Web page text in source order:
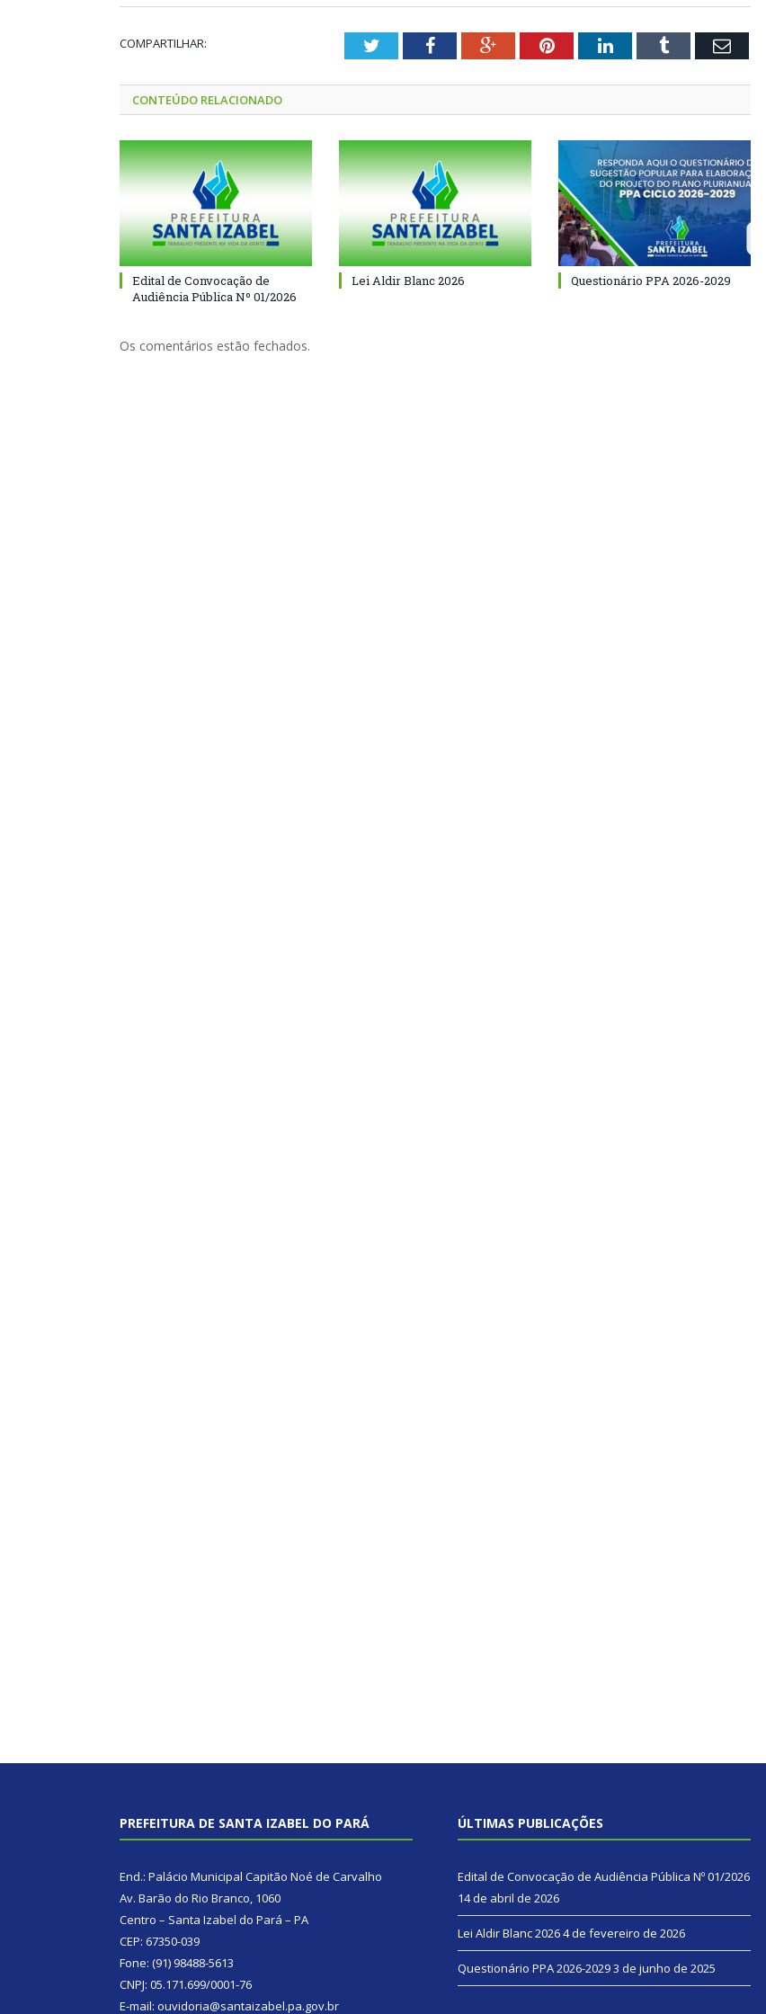
COMPARTILHAR: TwitterFacebookGoogle+PinterestLinkedInTumblr Email
CONTEÚDO RELACIONADO
Edital de Convocação de
Audiência Pública Nº 01/2026
Lei Aldir Blanc 2026 Questionário PPA 2026-2029
Os comentários estão fechados.
PREFEITURA DE SANTA IZABEL DO PARÁ
End.: Palácio Municipal Capitão Noé de Carvalho
Av. Barão do Rio Branco, 1060
Centro – Santa Izabel do Pará – PA
CEP: 67350-039
Fone: (91) 98488-5613
CNPJ: 05.171.699/0001-76
E-mail: ouvidoria@santaizabel.pa.gov.br
ÚLTIMAS PUBLICAÇÕES
Edital de Convocação de Audiência Pública Nº 01/2026
14 de abril de 2026
Lei Aldir Blanc 20264 de fevereiro de 2026
Questionário PPA 2026-20293 de junho de 2025